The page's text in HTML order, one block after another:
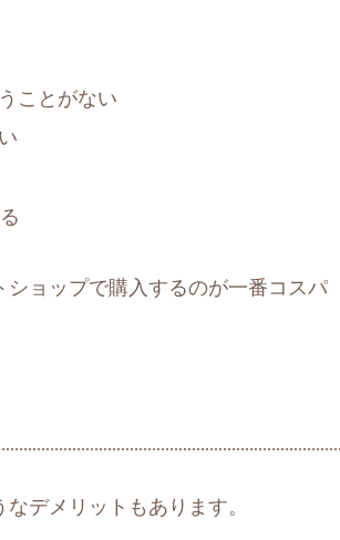
ことがない
ョップで購入するのが一番コスパ
デメリットもあります。